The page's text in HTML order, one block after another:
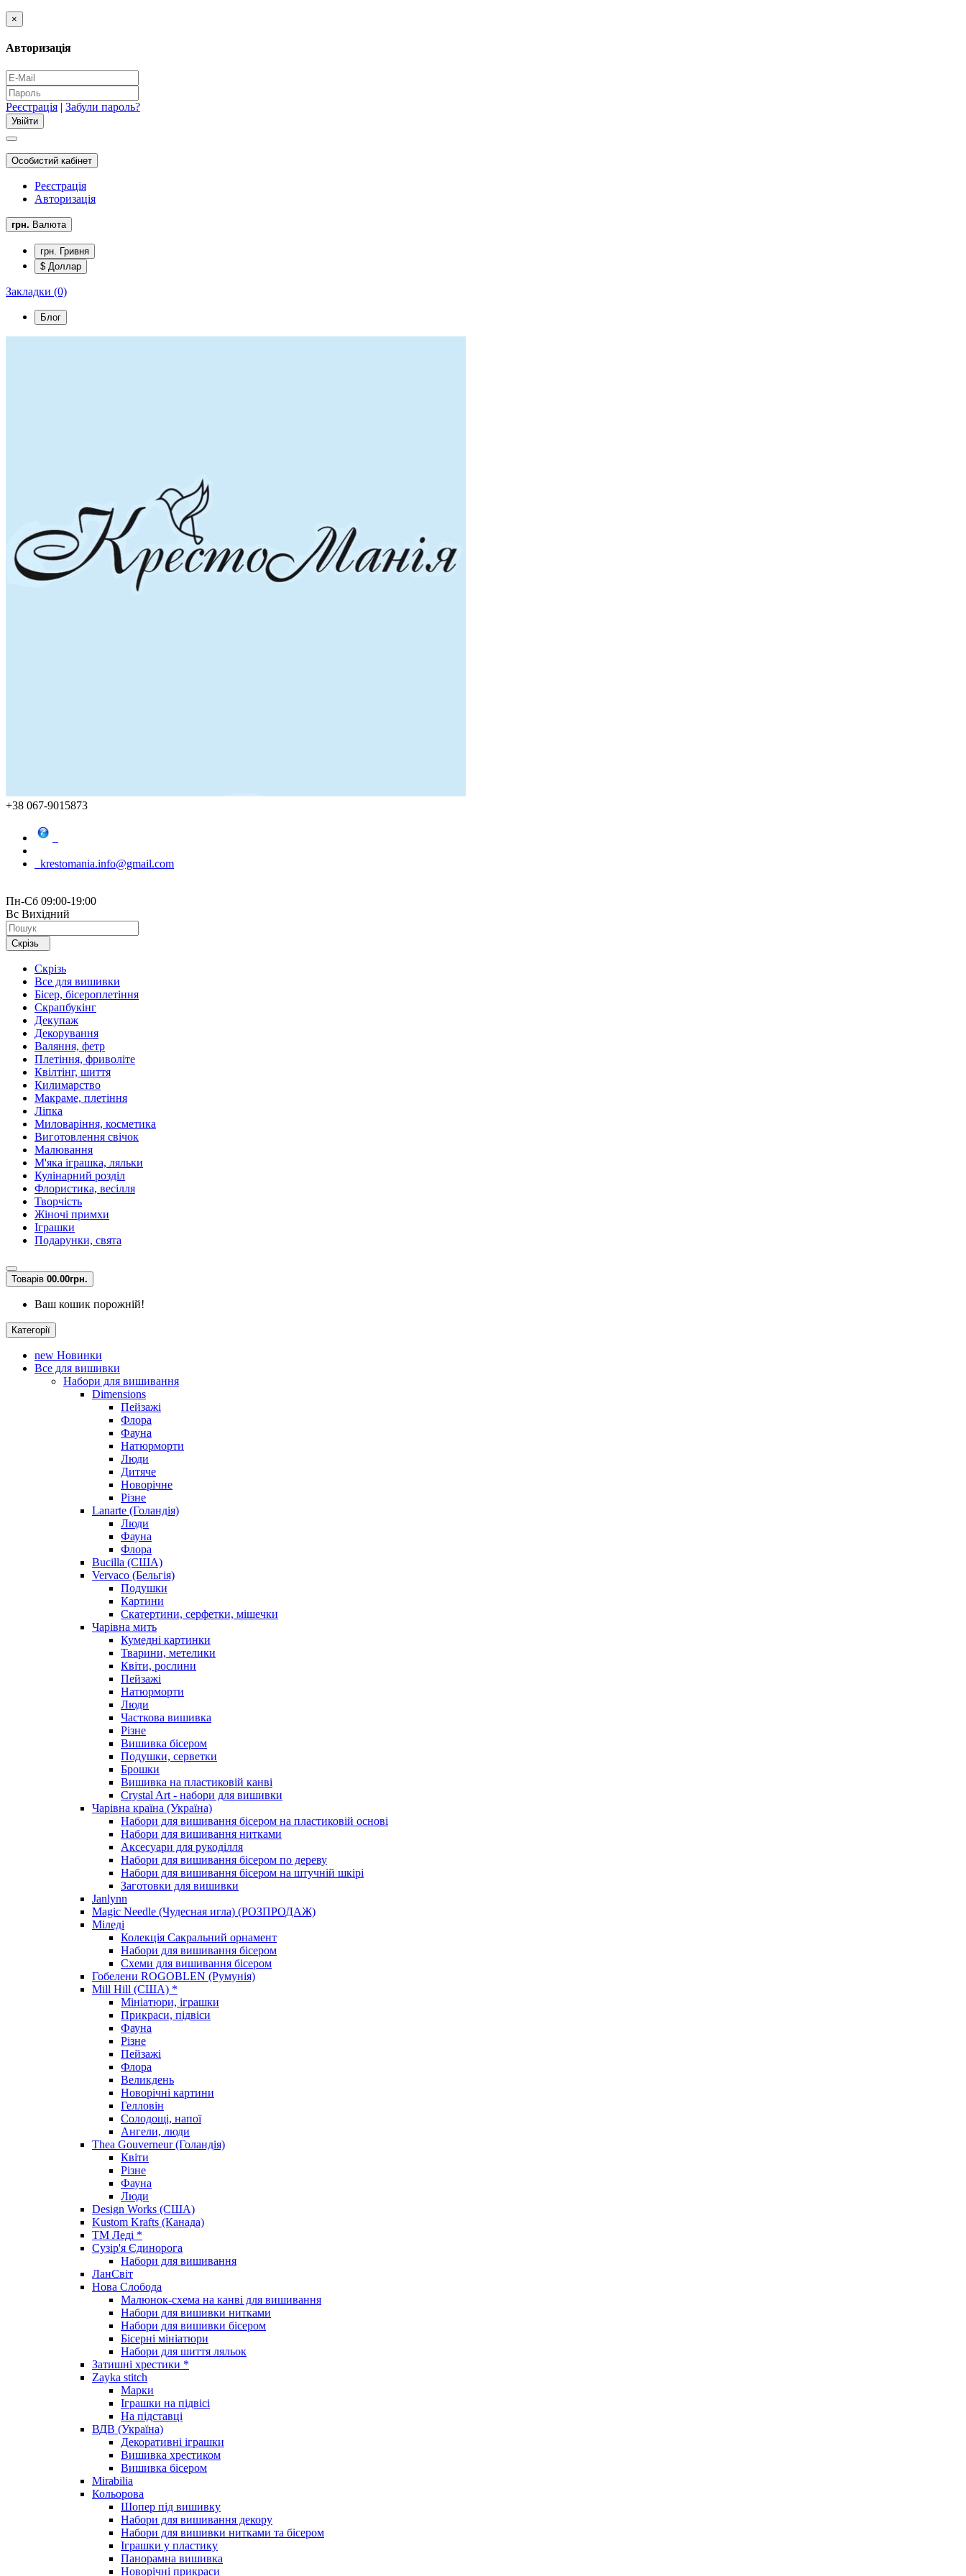
×
Авторизація
Реєстрація | Забули пароль?
Особистий кабінет
Реєстрація
Авторизація
грн. Валюта
грн. Гривня
$ Доллар
Закладки (0)
Блог
+38 067-9015873
krestomania.info@gmail.com
Пн-Сб 09:00-19:00
Вс Вихідний
Скрізь
Скрізь
Все для вишивки
Бісер, бісероплетіння
Скрапбукінг
Декупаж
Декорування
Валяння, фетр
Плетіння, фриволіте
Квілтінг, шиття
Килимарство
Макраме, плетіння
Ліпка
Миловаріння, косметика
Виготовлення свічок
Малювання
М'яка іграшка, ляльки
Кулінарний розділ
Флористика, весілля
Творчість
Жіночі примхи
Іграшки
Подарунки, свята
Товарів 00.00грн.
Ваш кошик порожній!
Категорії
new Новинки
Все для вишивки
Набори для вишивання
Dimensions
Пейзажі
Флора
Фауна
Натюрморти
Люди
Дитяче
Новорічне
Різне
Lanarte (Голандія)
Люди
Фауна
Флора
Bucilla (США)
Vervaco (Бельгія)
Подушки
Картини
Скатертини, серфетки, мішечки
Чарiвна мить
Кумедні картинки
Тварини, метелики
Квіти, рослини
Пейзажі
Натюрморти
Люди
Часткова вишивка
Різне
Вишивка бісером
Подушки, серветки
Брошки
Вишивка на пластиковій канві
Crystal Art - набори для вишивки
Чарівна країна (Україна)
Набори для вишивання бісером на пластиковій основі
Набори для вишивання нитками
Аксесуари для рукоділля
Набори для вишивання бісером по дереву
Набори для вишивання бісером на штучній шкірі
Заготовки для вишивки
Janlynn
Magic Needle (Чудесная игла) (РОЗПРОДАЖ)
Міледі
Колекція Сакральний орнамент
Набори для вишивання бісером
Схеми для вишивання бісером
Гобелени ROGOBLEN (Румунія)
Mill Hill (США) *
Мініатюри, іграшки
Прикраси, підвіси
Фауна
Різне
Пейзажі
Флора
Великдень
Новорічні картини
Гелловін
Солодощі, напої
Ангели, люди
Thea Gouverneur (Голандія)
Квіти
Різне
Фауна
Люди
Design Works (США)
Kustom Krafts (Канада)
ТМ Леді *
Сузір'я Єдинорога
Набори для вишивання
ЛанСвіт
Нова Слобода
Малюнок-схема на канві для вишивання
Набори для вишивки нитками
Набори для вишивки бісером
Бісерні мініатюри
Набори для шиття ляльок
Затишні хрестики *
Zayka stitch
Марки
Іграшки на підвісі
На підставці
ВДВ (Україна)
Декоративні іграшки
Вишивка хрестиком
Вишивка бісером
Mirabilia
Кольорова
Шопер під вишивку
Набори для вишивання декору
Набори для вишивки нитками та бісером
Іграшки у пластику
Панорамна вишивка
Новорічні прикраси